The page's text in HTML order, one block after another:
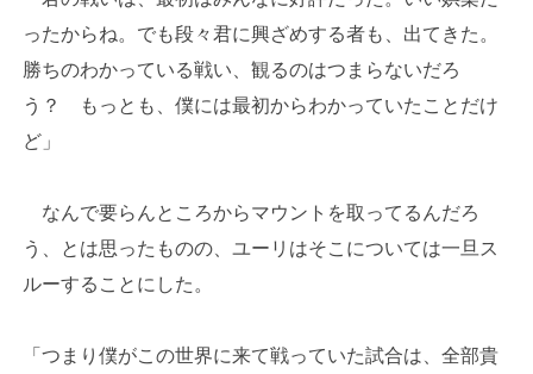
ったからね。でも段々君に興ざめする者も、出てきた。
勝ちのわかっている戦い、観るのはつまらないだろ
う？ もっとも、僕には最初からわかっていたことだけ
ど」
なんで要らんところからマウントを取ってるんだろ
う、とは思ったものの、ユーリはそこについては一旦ス
ルーすることにした。
「つまり僕がこの世界に来て戦っていた試合は、全部貴